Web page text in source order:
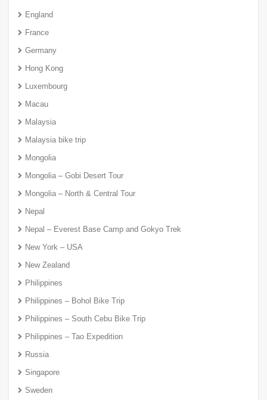
England
France
Germany
Hong Kong
Luxembourg
Macau
Malaysia
Malaysia bike trip
Mongolia
Mongolia – Gobi Desert Tour
Mongolia – North & Central Tour
Nepal
Nepal – Everest Base Camp and Gokyo Trek
New York – USA
New Zealand
Philippines
Philippines – Bohol Bike Trip
Philippines – South Cebu Bike Trip
Philippines – Tao Expedition
Russia
Singapore
Sweden